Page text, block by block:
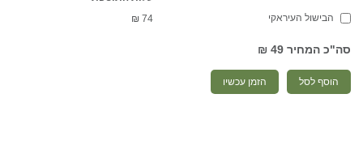
הבישול העיראקי
74
₪
סה"כ המחיר 49 ₪
הוסף לסל הזמן עכשיו